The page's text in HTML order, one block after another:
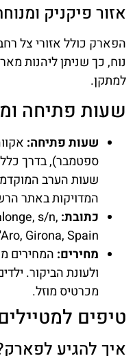
אזור פיקניק
הפארק כולל אזורי צל
נוח, כך שניתן ליהנות
למתקן.
שעות פתיחה
שעות פתיחה:
ספטמבר), בדרך
שעות הערב
המדויקות באתר
כתובת: s/n,
Girona, Spain.
מחירים: המחירים
ולעונת הביקור.
מכרטיס מוזל.
טיפים
איך להגיע